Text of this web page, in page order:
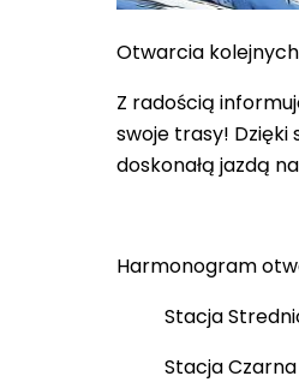
Otwarcia
Z radością
swoje trasy!
doskonałą jazdą
Harmonogram
Stacja
Stacja